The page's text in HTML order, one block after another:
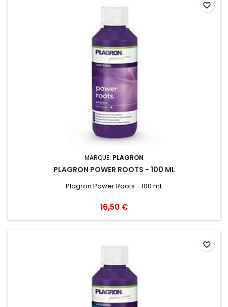
MARQUE: PLAGRON
PLAGRON POWER ROOTS - 100 ML
Plagron Power Roots - 100 mL
16,50 €
favorite_border
favorite_border